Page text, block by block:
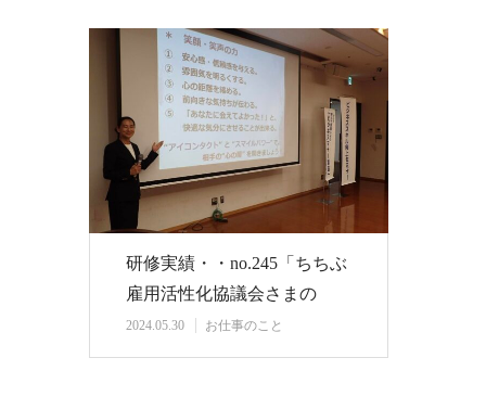
研修実績・・no.245「ちちぶ
雇用活性化協議会さまの
『ビジネスス…
2024.05.30 お仕事のこと